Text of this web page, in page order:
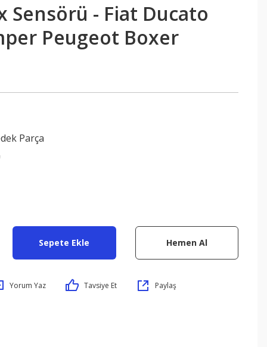
Sensörü - Fiat Ducato
Peugeot Boxer
Parça
Sepete Ekle Hemen Al
Yorum Yaz Tavsiye Et Paylaş